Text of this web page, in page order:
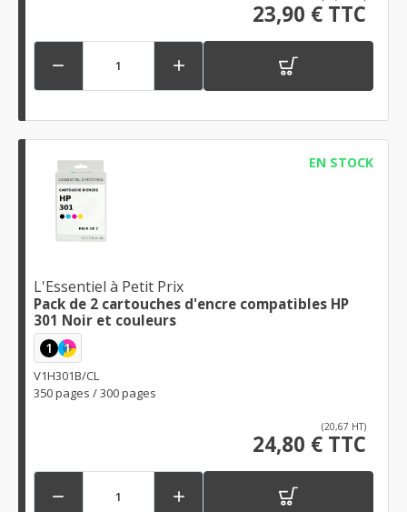
23,90 € TTC
 
EN STOCK
L'Essentiel à Petit Prix
Pack de 2 cartouches d'encre compatibles HP
301 Noir et couleurs
1 1
V1H301B/CL
350 pages / 300 pages
(20,67 HT)
24,80 € TTC
 